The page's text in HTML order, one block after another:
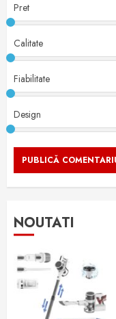
Pret
Calitate
Fiabilitate
Design
NOUTATI